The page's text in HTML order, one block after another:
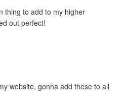
thing to add to my higher
out perfect!
website, gonna add these to all